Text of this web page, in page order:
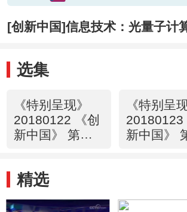
[创新中国]信息技术：光量子计
选集
《特别呈现》
20180122 《创
新中国》 第一
《特别呈现
20180123
新中国》
精选